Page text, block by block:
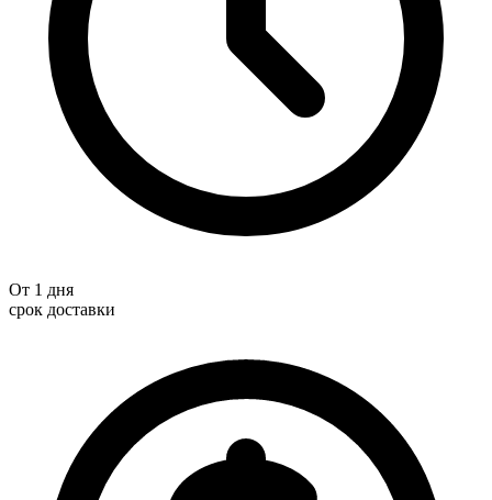
От 1 дня
срок доставки